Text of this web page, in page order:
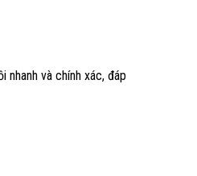
nhanh và chính xác, đáp